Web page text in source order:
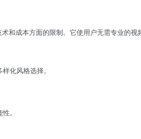
和成本方面的限制。它使用户无需专业的
化风格选择。
。